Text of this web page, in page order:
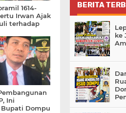
1614-
Irwan Ajak
terhadap
Ini
Bupati Dompu
BERITA
ke